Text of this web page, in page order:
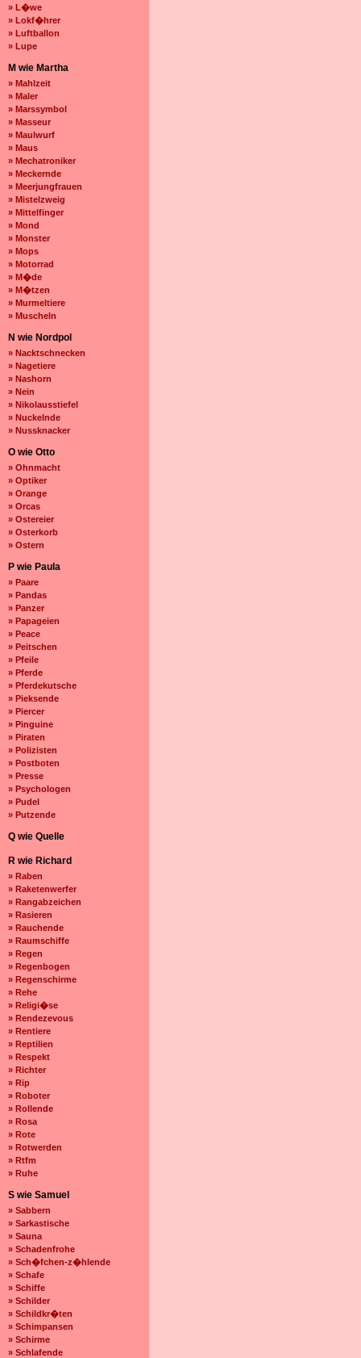
» L�we
» Lokf�hrer
» Luftballon
» Lupe
M wie Martha
» Mahlzeit
» Maler
» Marssymbol
» Masseur
» Maulwurf
» Maus
» Mechatroniker
» Meckernde
» Meerjungfrauen
» Mistelzweig
» Mittelfinger
» Mond
» Monster
» Mops
» Motorrad
» M�de
» M�tzen
» Murmeltiere
» Muscheln
N wie Nordpol
» Nacktschnecken
» Nagetiere
» Nashorn
» Nein
» Nikolausstiefel
» Nuckelnde
» Nussknacker
O wie Otto
» Ohnmacht
» Optiker
» Orange
» Orcas
» Ostereier
» Osterkorb
» Ostern
P wie Paula
» Paare
» Pandas
» Panzer
» Papageien
» Peace
» Peitschen
» Pfeile
» Pferde
» Pferdekutsche
» Pieksende
» Piercer
» Pinguine
» Piraten
» Polizisten
» Postboten
» Presse
» Psychologen
» Pudel
» Putzende
Q wie Quelle
R wie Richard
» Raben
» Raketenwerfer
» Rangabzeichen
» Rasieren
» Rauchende
» Raumschiffe
» Regen
» Regenbogen
» Regenschirme
» Rehe
» Religi�se
» Rendezevous
» Rentiere
» Reptilien
» Respekt
» Richter
» Rip
» Roboter
» Rollende
» Rosa
» Rote
» Rotwerden
» Rtfm
» Ruhe
S wie Samuel
» Sabbern
» Sarkastische
» Sauna
» Schadenfrohe
» Sch�fchen-z�hlende
» Schafe
» Schiffe
» Schilder
» Schildkr�ten
» Schimpansen
» Schirme
» Schlafende